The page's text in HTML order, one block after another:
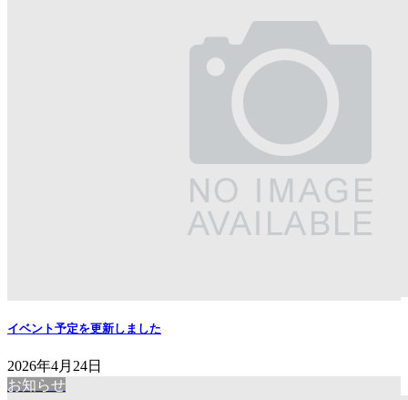
イベント予定を更新しました
2026年4月24日
お知らせ